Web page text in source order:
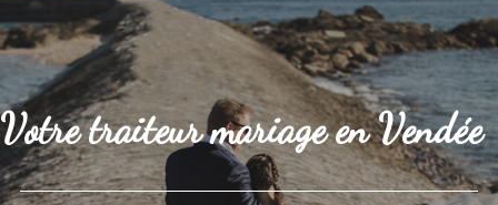
Votre traiteur mariage en Vendée